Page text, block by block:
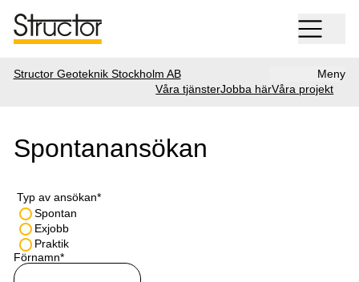
Structor Geoteknik Stockholm AB
Meny
Våra tjänsterJobba härVåra projekt
Spontanansökan
Typ av ansökan*
Spontan
Exjobb
Praktik
Förnamn*